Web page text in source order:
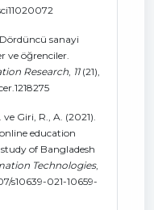
Dördüncü sanayi
ve öğrenciler.
Research, 11(21),
ve Giri, R., A. (2021).
education
of Bangladesh
Technologies,
s10639-021-10659-